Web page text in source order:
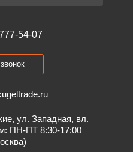
54-07
ул. Западная, вл.
ПН-ПТ 8:30-17:00